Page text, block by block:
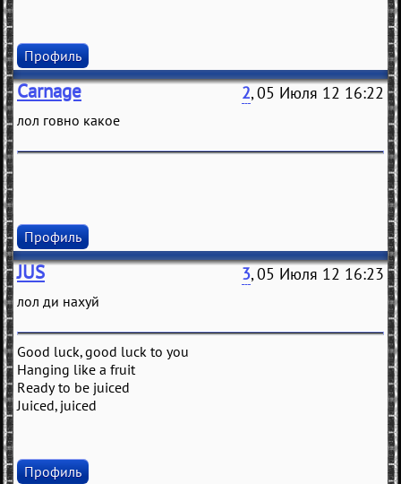
Профиль
Carnage 2, 05 Июля 12 16:22
лол говно какое
Профиль
JUS 3, 05 Июля 12 16:23
лол ди нахуй
Good luck, good luck to you
Hanging like a fruit
Ready to be juiced
Juiced, juiced
Профиль